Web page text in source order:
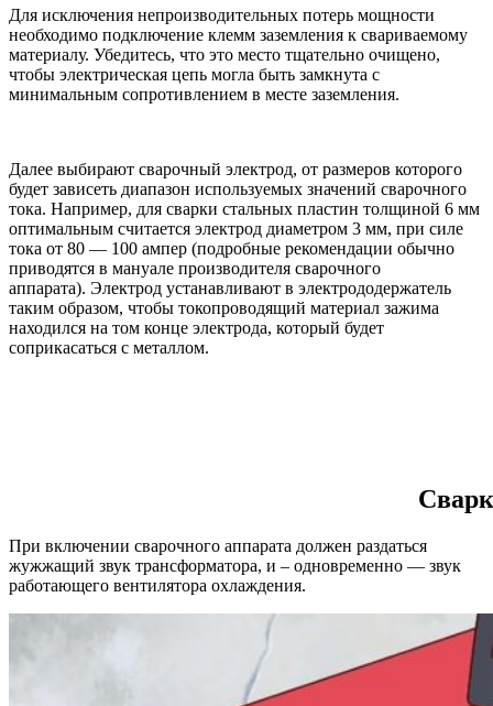
Для исключения непроизводительных потерь мощности
необходимо подключение клемм заземления к свариваемому
материалу. Убедитесь, что это место тщательно очищено,
чтобы электрическая цепь могла быть замкнута с
минимальным сопротивлением в месте заземления.
Далее выбирают сварочный электрод, от размеров которого
будет зависеть диапазон используемых значений сварочного
тока. Например, для сварки стальных пластин толщиной 6 мм
оптимальным считается электрод диаметром 3 мм, при силе
тока от 80 — 100 ампер (подробные рекомендации обычно
приводятся в мануале производителя сварочного
аппарата). Электрод устанавливают в электрододержатель
таким образом, чтобы токопроводящий материал зажима
находился на том конце электрода, который будет
соприкасаться с металлом.
При включении сварочного аппарата должен раздаться
жужжащий звук трансформатора, и – одновременно — звук
работающего вентилятора охлаждения.